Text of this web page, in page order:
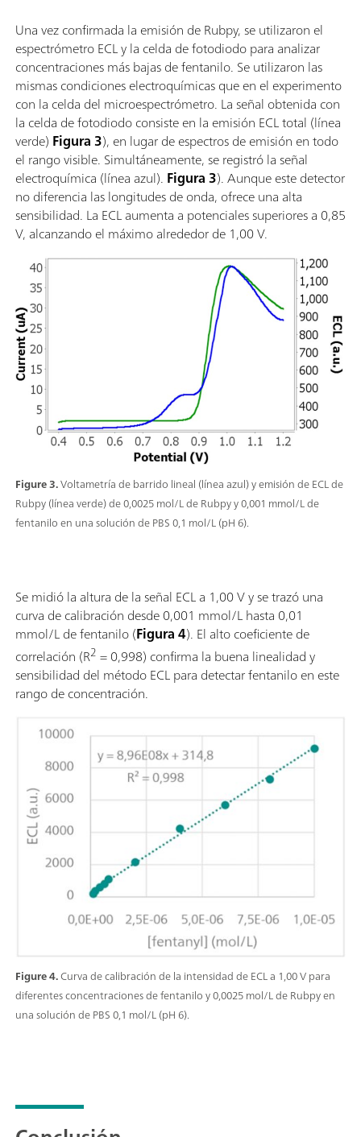
Figure 3.Voltametría de barrido lineal (línea azul) y emisión de ECL de
Rubpy (línea verde) de 0,0025 mol/L de Rubpy y 0,001 mmol/L de
fentanilo en una solución de PBS 0,1 mol/L (pH 6).
Una vez confirmada la emisión de Rubpy, se utilizaron el
espectrómetro ECL y la celda de fotodiodo para analizar
concentraciones más bajas de fentanilo. Se utilizaron las
mismas condiciones electroquímicas que en el experimento
con la celda del microespectrómetro. La señal obtenida con
la celda de fotodiodo consiste en la emisión ECL total (línea
verde) Figura 3), en lugar de espectros de emisión en todo
el rango visible. Simultáneamente, se registró la señal
electroquímica (línea azul). Figura 3). Aunque este detector
no diferencia las longitudes de onda, ofrece una alta
sensibilidad. La ECL aumenta a potenciales superiores a 0,85
V, alcanzando el máximo alrededor de 1,00 V.
Figure 4.Curva de calibración de la intensidad de ECL a 1,00 V para
diferentes concentraciones de fentanilo y 0,0025 mol/L de Rubpy en
una solución de PBS 0,1 mol/L (pH 6).
Se midió la altura de la señal ECL a 1,00 V y se trazó una
curva de calibración desde 0,001 mmol/L hasta 0,01
mmol/L de fentanilo (Figura 4). El alto coeficiente de
correlación (R2 = 0,998) confirma la buena linealidad y
sensibilidad del método ECL para detectar fentanilo en este
rango de concentración.